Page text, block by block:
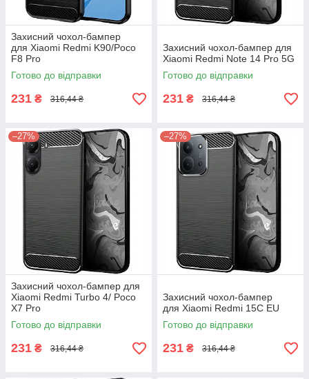
Захисний чохол-бампер
для Xiaomi Redmi K90/Poco
F8 Pro
Готово до відправки
231 ₴ 316,44 ₴
Захисний чохол-бампер для
Xiaomi Redmi Note 14 Pro 5G
Готово до відправки
231 ₴ 316,44 ₴
–27%
Захисний чохол-бампер для
Xiaomi Redmi Turbo 4/ Poco
X7 Pro
Готово до відправки
231 ₴ 316,44 ₴
–27%
Захисний чохол-бампер
для Xiaomi Redmi 15C EU​​​​​​​
Готово до відправки
231 ₴ 316,44 ₴